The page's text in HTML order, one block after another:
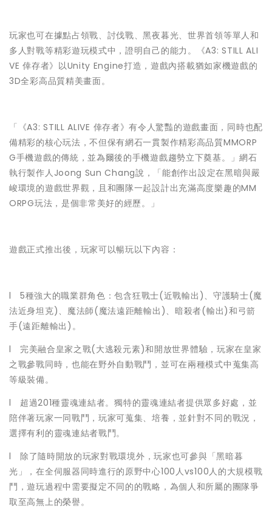
玩家也可在據點占領戰、討伐戰、黑夜暮光、世界首領等單人和
多人對戰等精彩遊玩模式中，證明自己的能力。《A3: STILL ALI
VE 倖存者》以Unity Engine打造，遊戲內搭載猶如家機遊戲的
3D全彩高品質精美畫面。
「《A3: STILL ALIVE 倖存者》有令人驚豔的遊戲畫面，同時也配
備精彩的核心玩法，不但保有網石一貫製作精彩高品質MMORP
G手機遊戲的傳統，並為爾後的手機遊戲趨勢立下奠基。」網石
執行製作人Joong Sun Chang說，「能創作出設定在黑暗與嚴
峻環境的遊戲世界觀，且和團隊一起設計出充滿高度樂趣的MM
ORPG玩法，是個非常美好的經歷。」
遊戲正式推出後，玩家可以暢玩以下內容：
l 5種強大的職業群角色：包含狂戰士(近戰輸出)、守護騎士(魔
法近身坦克)、魔法師(魔法遠距離輸出)、暗殺者(輸出)和弓箭
手(遠距離輸出)。
l 完美融合皇家之戰(大逃殺元素)和開放世界體驗，玩家在皇家
之戰參戰同時，也能在野外自動戰鬥，並可在兩種模式中蒐集高
等級裝備。
l 超過201種靈魂連結者。獨特的靈魂連結者提供眾多好處，並
陪伴著玩家一同戰鬥，玩家可蒐集、培養，並針對不同的戰況，
選擇有利的靈魂連結者戰鬥。
l 除了隨時開放的玩家對戰環境外，玩家也可參與「黑暗暮
光」，在全伺服器同時進行的原野中心100人vs100人的大規模戰
鬥，遊玩過程中需要擬定不同的的戰略，為個人和所屬的團隊爭
取至高無上的榮譽。